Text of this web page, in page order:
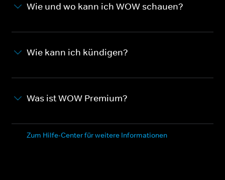
Wie und wo kann ich WOW schauen?
Wie kann ich kündigen?
Was ist WOW Premium?
Zum Hilfe-Center für weitere Informationen